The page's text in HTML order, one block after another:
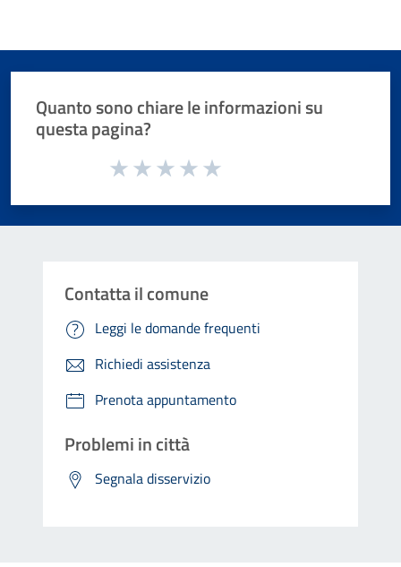
Quanto sono chiare le informazioni su
questa pagina?
Valuta da 1 a 5 stelle la pagina
Contatta il comune
Leggi le domande frequenti
Richiedi assistenza
Prenota appuntamento
Problemi in città
Segnala disservizio